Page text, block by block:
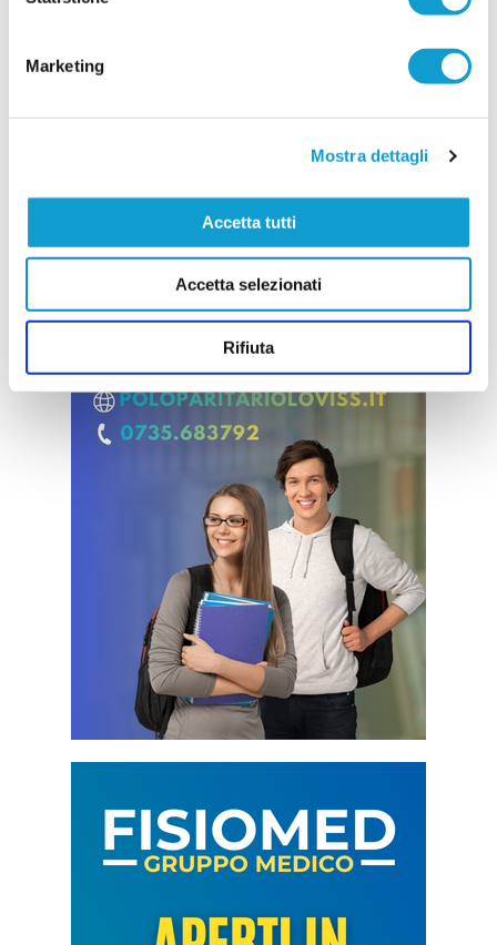
Marketing
Mostra dettagli
Accetta tutti
Accetta selezionati
Rifiuta